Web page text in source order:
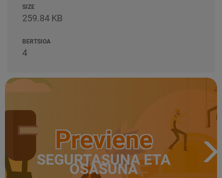
SIZE
259.84 KB
BERTSIOA
4
Previene
SEGURTASUNA ETA
OSASUNA